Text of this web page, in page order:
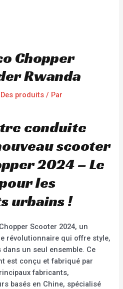
Chopper
Rwanda
Des produits / Par
conduite
scooter
2024 – Le
les
urbains !
Scooter 2024, un
révolutionnaire qui offre style,
un seul ensemble. Ce
est conçu et fabriqué par
fabricants,
basés en Chine, spécialisé